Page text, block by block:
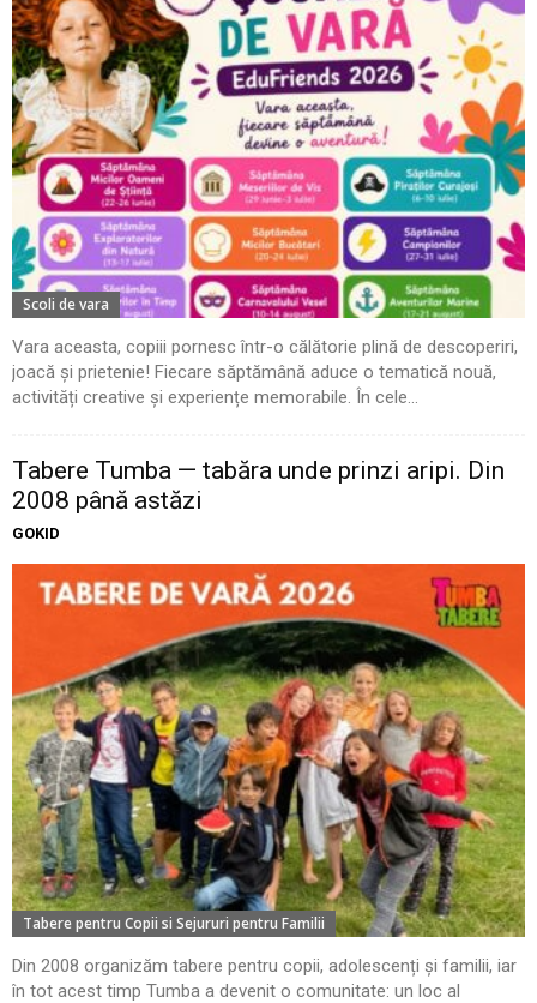
Scoli de vara
Vara aceasta, copiii pornesc într-o călătorie plină de descoperiri,
joacă și prietenie! Fiecare săptămână aduce o tematică nouă,
activități creative și experiențe memorabile. În cele...
Tabere Tumba — tabăra unde prinzi aripi. Din
2008 până astăzi
GOKID
Tabere pentru Copii si Sejururi pentru Familii
Din 2008 organizăm tabere pentru copii, adolescenți și familii, iar
în tot acest timp Tumba a devenit o comunitate: un loc al